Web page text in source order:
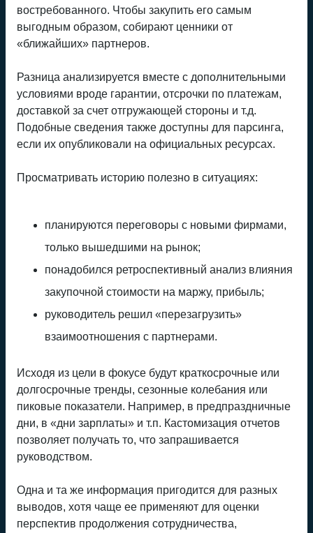
востребованного. Чтобы закупить его самым
выгодным образом, собирают ценники от
«ближайших» партнеров.
Разница анализируется вместе с дополнительными
условиями вроде гарантии, отсрочки по платежам,
доставкой за счет отгружающей стороны и т.д.
Подобные сведения также доступны для парсинга,
если их опубликовали на официальных ресурсах.
Просматривать историю полезно в ситуациях:
планируются переговоры с новыми фирмами,
только вышедшими на рынок;
понадобился ретроспективный анализ влияния
закупочной стоимости на маржу, прибыль;
руководитель решил «перезагрузить»
взаимоотношения с партнерами.
Исходя из цели в фокусе будут краткосрочные или
долгосрочные тренды, сезонные колебания или
пиковые показатели. Например, в предпраздничные
дни, в «дни зарплаты» и т.п. Кастомизация отчетов
позволяет получать то, что запрашивается
руководством.
Одна и та же информация пригодится для разных
выводов, хотя чаще ее применяют для оценки
перспектив продолжения сотрудничества,